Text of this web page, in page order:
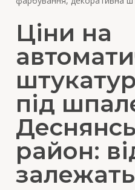
Ціни на
під
район:
залежать